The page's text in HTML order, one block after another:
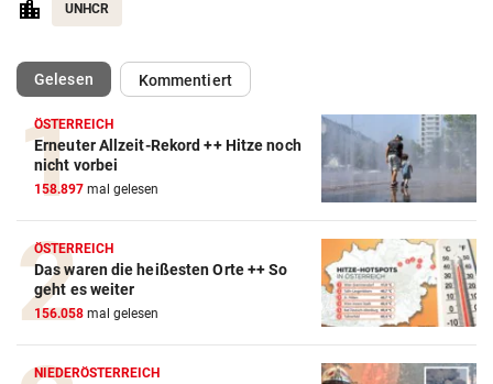
UNHCR
Gelesen(ausgewählt)Kommentiert
ÖSTERREICH
Erneuter Allzeit-Rekord ++ Hitze noch
nicht vorbei
158.897 mal gelesen
ÖSTERREICH
Das waren die heißesten Orte ++ So
geht es weiter
156.058 mal gelesen
NIEDERÖSTERREICH